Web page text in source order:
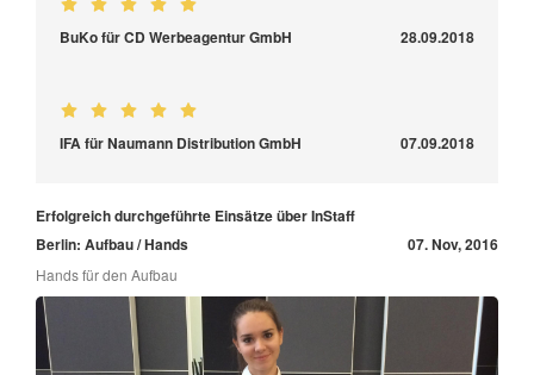
BuKo für CD Werbeagentur GmbH 28.09.2018
IFA für Naumann Distribution GmbH 07.09.2018
Erfolgreich durchgeführte Einsätze über InStaff
Berlin: Aufbau / Hands
07. Nov, 2016
Hands für den Aufbau